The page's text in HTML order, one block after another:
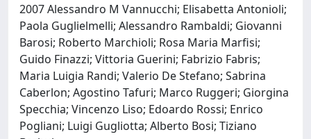
2007 Alessandro M Vannucchi; Elisabetta Antonioli;
Paola Guglielmelli; Alessandro Rambaldi; Giovanni
Barosi; Roberto Marchioli; Rosa Maria Marfisi;
Guido Finazzi; Vittoria Guerini; Fabrizio Fabris;
Maria Luigia Randi; Valerio De Stefano; Sabrina
Caberlon; Agostino Tafuri; Marco Ruggeri; Giorgina
Specchia; Vincenzo Liso; Edoardo Rossi; Enrico
Pogliani; Luigi Gugliotta; Alberto Bosi; Tiziano